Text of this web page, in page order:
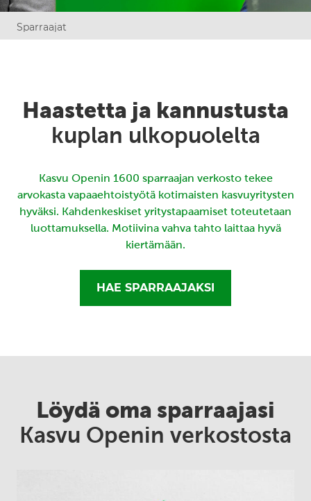
Sparraajat
Haastetta ja kannustusta
kuplan ulkopuolelta
Kasvu Openin 1600 sparraajan verkosto tekee
arvokasta vapaaehtoistyötä kotimaisten kasvuyritysten
hyväksi. Kahdenkeskiset yritystapaamiset toteutetaan
luottamuksella. Motiivina vahva tahto laittaa hyvä
kiertämään.
HAE SPARRAAJAKSI
Löydä oma sparraajasi
Kasvu Openin verkostosta